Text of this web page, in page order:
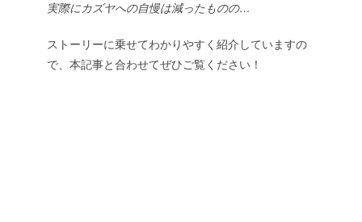
実際にカズヤへの自慢は減ったものの…
ストーリーに乗せてわかりやすく紹介していますの
で、本記事と合わせてぜひご覧ください！